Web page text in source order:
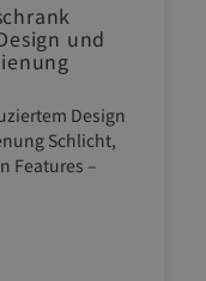
und
Design
Schlicht,
Features –